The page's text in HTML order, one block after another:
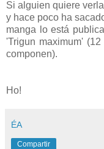
Si alguien quiere
y hace poco ha
manga lo está
'Trigun maximum'
componen).
Ho!
ÉA
Compartir